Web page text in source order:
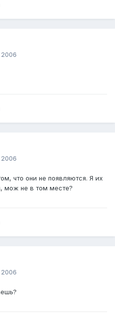
что они не появляются. Я их
мож не в том месте?